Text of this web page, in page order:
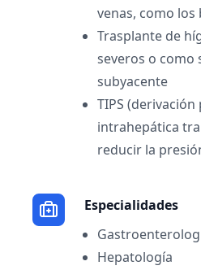
venas, como
Trasplante de
severos o como
subyacente
TIPS
intrahepática
reducir la
Especialidades
Hepatología